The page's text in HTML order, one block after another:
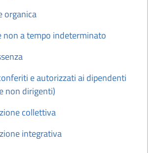
organica
non a tempo indeterminato
e autorizzati ai dipendenti
non dirigenti)
collettiva
integrativa